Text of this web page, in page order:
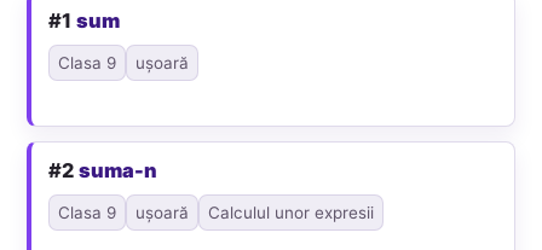
#1sum
Clasa 9 ușoară
#2suma-n
Clasa 9 ușoară Calculul unor expresii